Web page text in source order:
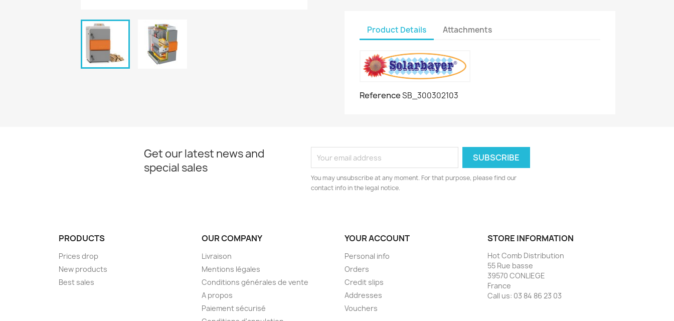
Product Details Attachments
ReferenceSB_300302103
Get our latest news and
special sales
You may unsubscribe at any moment. For that purpose, please find our
contact info in the legal notice.
PRODUCTS
Prices drop
New products
Best sales
OUR COMPANY
Livraison
Mentions légales
Conditions générales de vente
A propos
Paiement sécurisé
YOUR ACCOUNT
Personal info
Orders
Credit slips
Addresses
Vouchers
STORE INFORMATION
Hot Comb Distribution
55 Rue basse
39570 CONLIEGE
France
Call us: 03 84 86 23 03